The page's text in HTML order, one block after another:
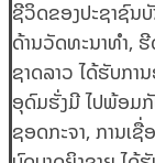
ຊີວິດຂອງປະຊາຊົນ
ດ້ານວັດທະນາທໍາ,
ຊາດລາວ ໄດ້ຮັບກາ
ອຸດົມຮັ່ງມີ ໄປພ້ອມ
ຊອດກະຈາ, ການເ